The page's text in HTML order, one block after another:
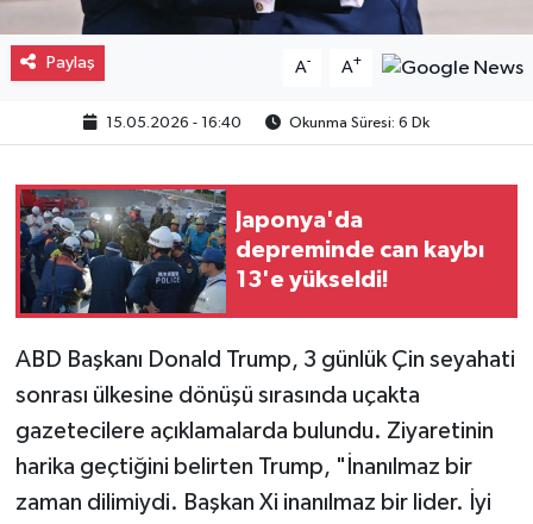
Paylaş A- A+
15.05.2026 - 16:40 Okunma Süresi: 6 Dk
Japonya'da
depreminde can kaybı
13'e yükseldi!
ABD Başkanı Donald Trump, 3 günlük Çin seyahati
sonrası ülkesine dönüşü sırasında uçakta
gazetecilere açıklamalarda bulundu. Ziyaretinin
harika geçtiğini belirten Trump, "İnanılmaz bir
zaman dilimiydi. Başkan Xi inanılmaz bir lider. İyi